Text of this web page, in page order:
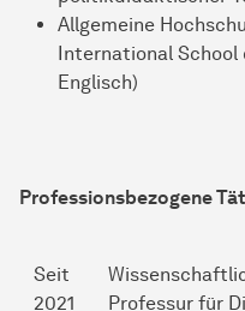
Allgemeine
International
Englisch)
Professionsbezogene
Seit
2021
Professur für